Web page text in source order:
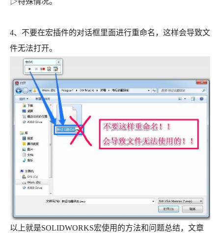
4、不要在宏插件的对话框里面进行重命名，这样会导致文
件无法打开。
以上就是SOLIDWORKS宏使用的方法和问题总结，文章